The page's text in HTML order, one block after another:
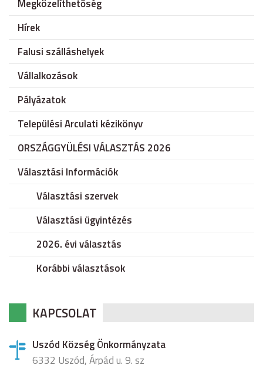
Megközelíthetőség
Hírek
Falusi szálláshelyek
Vállalkozások
Pályázatok
Települési Arculati kézikönyv
ORSZÁGGYÜLÉSI VÁLASZTÁS 2026
Választási Információk
Választási szervek
Választási ügyintézés
2026. évi választás
Korábbi választások
KAPCSOLAT
Uszód Község Önkormányzata
6332 Uszód, Árpád u. 9. sz